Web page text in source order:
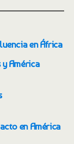
en África
América
en América